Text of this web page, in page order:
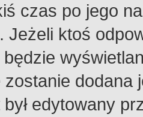
czas po jego
Jeżeli ktoś
dodana
edytowany